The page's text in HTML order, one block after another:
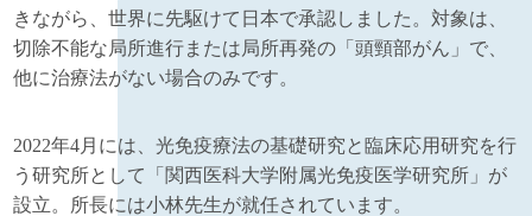
きながら、世界に先駆けて日本で承認しました。対象は、
切除不能な局所進行または局所再発の「頭頸部がん」で、
他に治療法がない場合のみです。
2022年4月には、光免疫療法の基礎研究と臨床応用研究を行
う研究所として「関西医科大学附属光免疫医学研究所」が
設立。所長には小林先生が就任されています。